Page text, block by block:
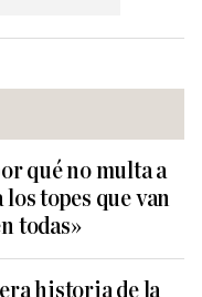
qué no multa a
los topes que van
todas»
historia de la